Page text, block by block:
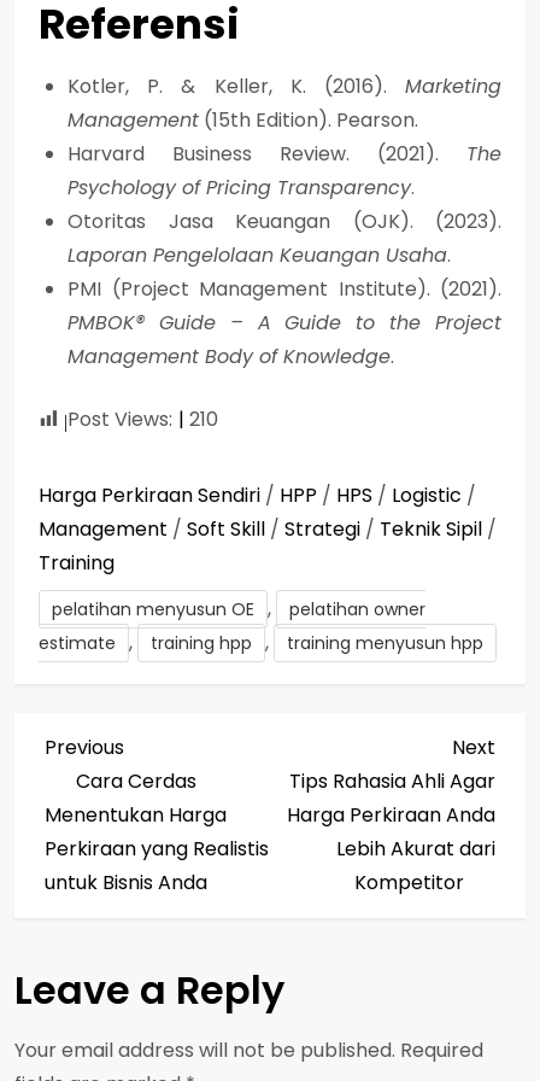
Referensi
Kotler, P. & Keller, K. (2016). Marketing
Management (15th Edition). Pearson.
Harvard Business Review. (2021). The
Psychology of Pricing Transparency.
Otoritas Jasa Keuangan (OJK). (2023).
Laporan Pengelolaan Keuangan Usaha.
PMI (Project Management Institute). (2021).
PMBOK® Guide – A Guide to the Project
Management Body of Knowledge.
Post Views: 210
Harga Perkiraan Sendiri / HPP / HPS / Logistic /
Management / Soft Skill / Strategi / Teknik Sipil /
Training
pelatihan menyusun OE ,
pelatihan owner
estimate , training hpp , training menyusun hpp
P
o
s
n
a
Previous
Post
Previous
Cara Cerdas
Menentukan Harga
Perkiraan yang Realistis
untuk Bisnis Anda
Post
Next
Tips Rahasia Ahli Agar
Harga Perkiraan Anda
Lebih Akurat dari
Kompetitor
Leave a Reply
Your email address will not be published. Required